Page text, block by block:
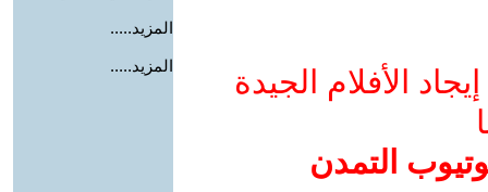
الأفلام الجيدة
التمدن
المزيد.....
المزيد.....